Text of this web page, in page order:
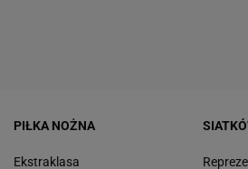
PIŁKA NOŻNA
Ekstraklasa